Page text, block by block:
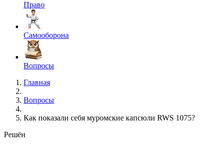
Право
Самооборона
Вопросы
Главная
Вопросы
Как показали себя муромские капсюли RWS 1075?
Решён